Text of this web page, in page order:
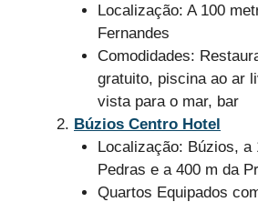
Localização: A 100
Fernandes
Comodidades:
gratuito, piscina ao ar
vista para o mar, bar
Búzios Centro Hotel
Localização: Búzios, a
Pedras e a 400 m da
Quartos Equipados